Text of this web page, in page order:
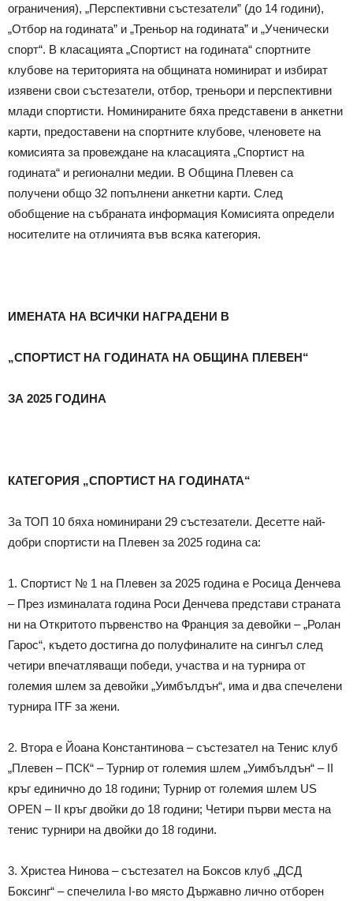
ограничения), „Перспективни състезатели” (до 14 години),
„Отбор на годината” и „Треньор на годината” и „Ученически
спорт“. В класацията „Спортист на годината“ спортните
клубове на територията на общината номинират и избират
изявени свои състезатели, отбор, треньори и перспективни
млади спортисти. Номинираните бяха представени в анкетни
карти, предоставени на спортните клубове, членовете на
комисията за провеждане на класацията „Спортист на
годината“ и регионални медии. В Община Плевен са
получени общо 32 попълнени анкетни карти. След
обобщение на събраната информация Комисията определи
носителите на отличията във всяка категория.
ИМЕНАТА НА ВСИЧКИ НАГРАДЕНИ В
„СПОРТИСТ НА ГОДИНАТА НА ОБЩИНА ПЛЕВЕН“
ЗА 2025 ГОДИНА
КАТЕГОРИЯ „СПОРТИСТ НА ГОДИНАТА“
За ТОП 10 бяха номинирани 29 състезатели. Десетте най-
добри спортисти на Плевен за 2025 година са:
1. Спортист № 1 на Плевен за 2025 година е Росица Денчева
– През изминалата година Роси Денчева представи страната
ни на Откритото първенство на Франция за девойки – „Ролан
Гарос“, където достигна до полуфиналите на сингъл след
четири впечатляващи победи, участва и на турнира от
големия шлем за девойки „Уимбълдън“, има и два спечелени
турнира ITF за жени.
2. Втора е Йоана Константинова – състезател на Тенис клуб
„Плевен – ПСК“ – Турнир от големия шлем „Уимбълдън“ – II
кръг единично до 18 години; Турнир от големия шлем US
OPEN – II кръг двойки до 18 години; Четири първи места на
тенис турнири на двойки до 18 години.
3. Христеа Нинова – състезател на Боксов клуб „ДСД
Боксинг“ – спечелила I-во място Държавно лично отборен